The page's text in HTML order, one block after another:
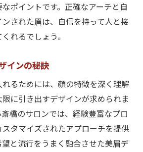
ポイントです。正確なアーチと自
された眉は、自信を持って人と接
れるでしょう。
インの秘訣
るためには、顔の特徴を深く理解
に引き出すデザインが求められま
橋のサロンでは、経験豊富なプロ
タマイズされたアプローチを提供
と流行をうまく融合させた美眉デ